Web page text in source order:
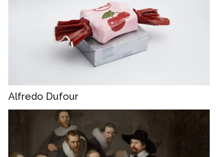
Alfredo Dufour